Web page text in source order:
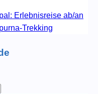
Erlebnisreise ab/an
Trekking